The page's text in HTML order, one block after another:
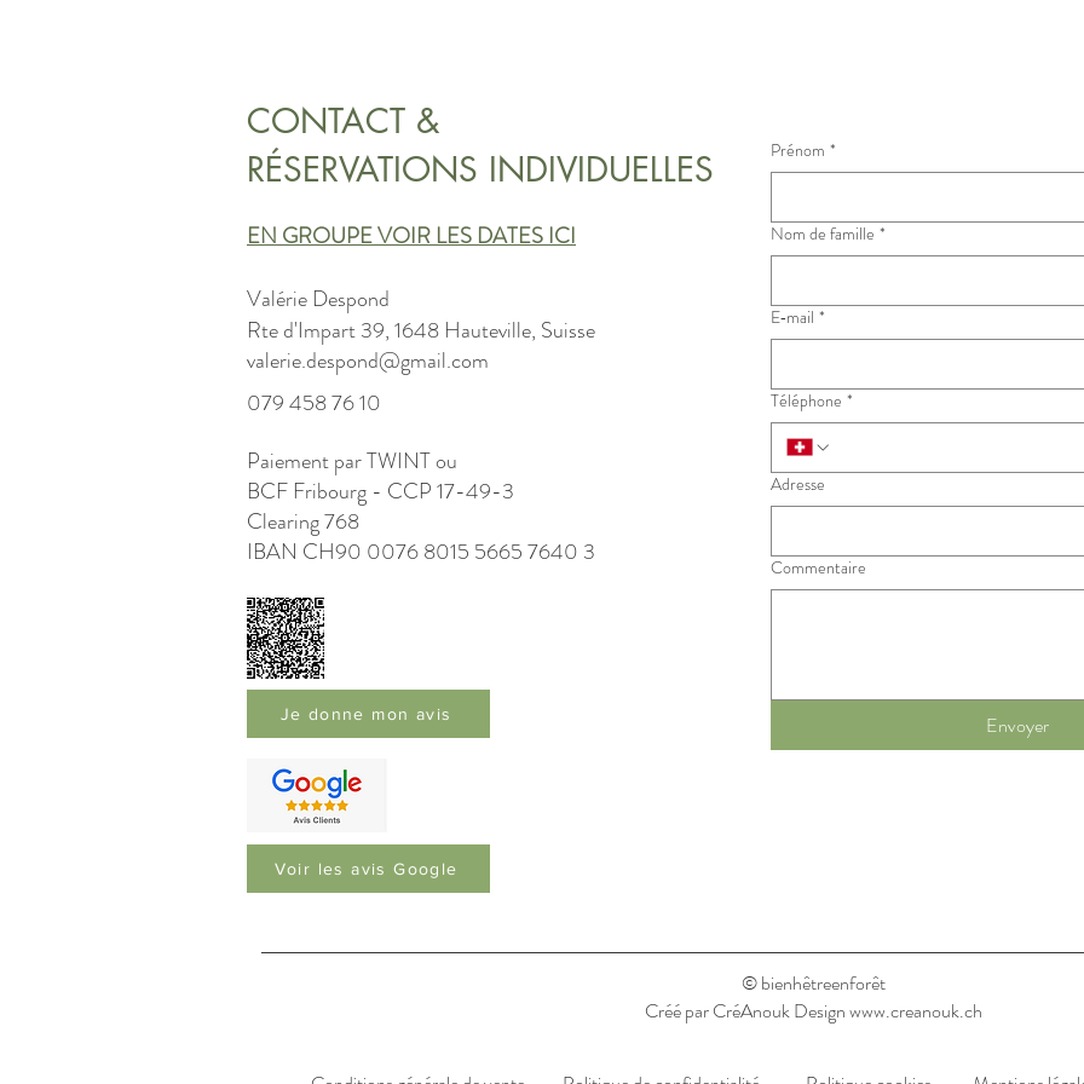
CONTACT &
RÉSERVATIONS INDIVIDUELLES
EN GROUPE VOIR LES DATES ICI
Valérie Despond
Rte d'Impart 39, 1648 Hauteville, Suisse
valerie.despond@gmail.com
079 458 76 10
Paiement par TWINT ou
BCF Fribourg - CCP 17-49-3
Clearing 768
IBAN CH90 0076 8015 5665 7640 3
Je donne mon avis
Prénom *
Nom de famille *
E‑mail *
Téléphone *
Adresse
Commentaire
Envoyer
Voir les avis Google
© bienhêtreenforêt
Créé parCréAnouk Designwww.creanouk.ch